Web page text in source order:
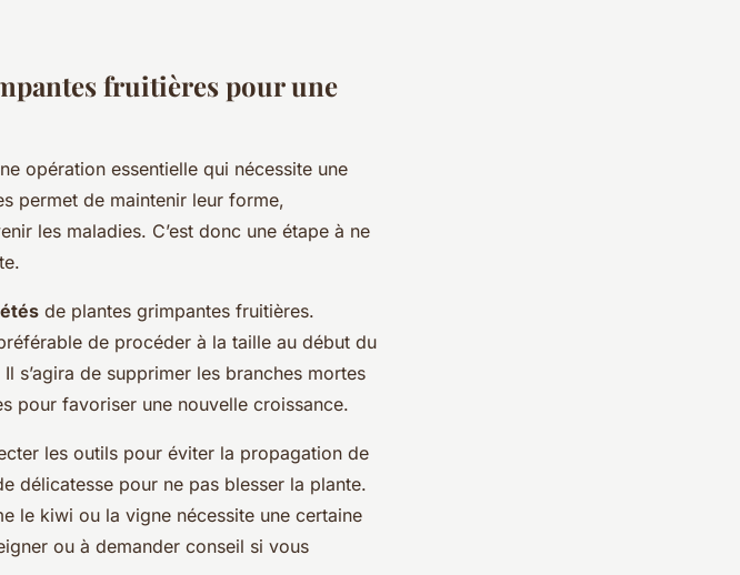
fruitières pour une
opération essentielle qui nécessite une
permet de maintenir leur forme,
les maladies. C’est donc une étape à ne
de plantes grimpantes fruitières.
de procéder à la taille au début du
s’agira de supprimer les branches mortes
pour favoriser une nouvelle croissance.
les outils pour éviter la propagation de
délicatesse pour ne pas blesser la plante.
le kiwi ou la vigne nécessite une certaine
ou à demander conseil si vous